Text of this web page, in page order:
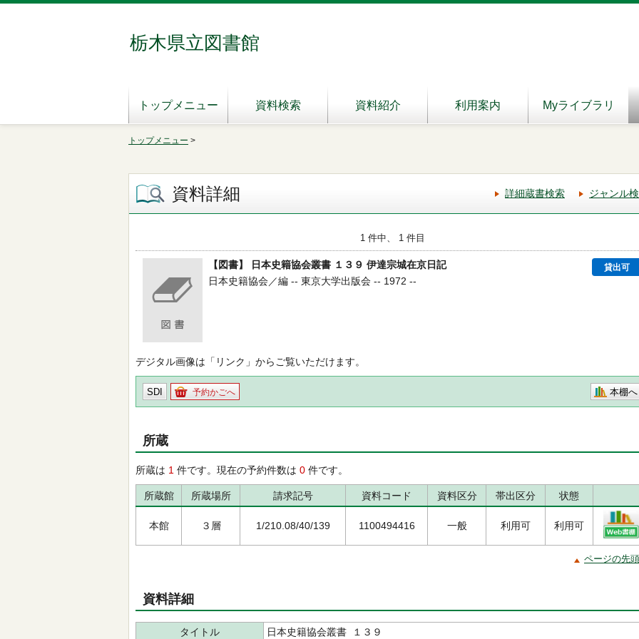
栃木県立図書館
トップメニュー 資料検索 資料紹介 利用案内 Myライブラリ
トップメニュー >
資料詳細 詳細蔵書検索 ジャンル
1 件中、 1 件目
【図書】 日本史籍協会叢書 １３９ 伊達宗城在京日記 貸出可
日本史籍協会／編 -- 東京大学出版会 -- 1972 --
デジタル画像は「リンク」からご覧いただけます。
SDI 予約かごへ 本棚へ
所蔵
所蔵は 1 件です。現在の予約件数は 0 件です。
所蔵館 所蔵場所 請求記号 資料コード 資料区分 帯出区分 状態
本館 ３層 1/210.08/40/139 1100494416 一般 利用可 利用可
ページの先
資料詳細
タイトル 日本史籍協会叢書 １３９